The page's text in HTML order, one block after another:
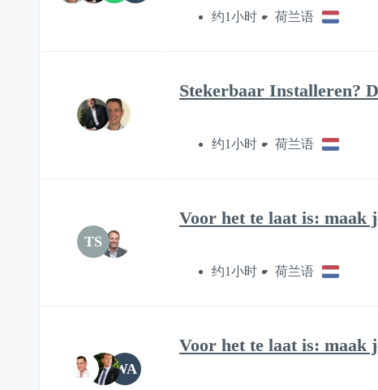
约1小时 荷兰语
Stekerbaar Installeren?
约1小时 荷兰语
TS
Voor het te laat is: maak
约1小时 荷兰语
WA
Voor het te laat is: maak